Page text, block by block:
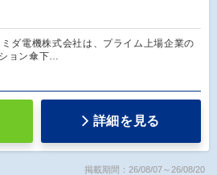
ミダ電機株式会社は、プライム上場企業の
ョン傘下…
詳細を見る
掲載期間：26/08/07～26/08/20